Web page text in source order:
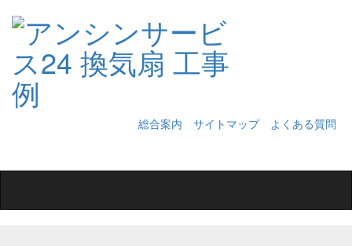
総合案内 サイトマップ
よくある質問